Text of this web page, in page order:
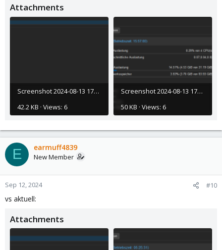
Attachments
Screenshot 2024-08-13 171927.png
42.2 KB · Views: 6
Screenshot 2024-08-13 171742.png
50 KB · Views: 6
E earmuff4839
New Member
Sep 12, 2024 #10
vs aktuell:
Attachments